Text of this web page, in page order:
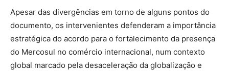
Apesar das divergências em torno de alguns pontos do
documento, os intervenientes defenderam a importância
estratégica do acordo para o fortalecimento da presença
do Mercosul no comércio internacional, num contexto
global marcado pela desaceleração da globalização e